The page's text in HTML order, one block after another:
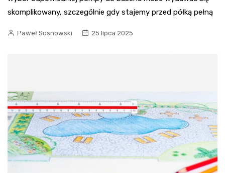
skomplikowany, szczególnie gdy stajemy przed półką pełną
Paweł Sosnowski 25 lipca 2025